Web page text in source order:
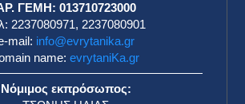
ΓΕΜΗ: 013710723000
2237080971, 2237080901
mail: info@evrytanika.gr
name: evrytaniKa.gr
Νόμιμος εκπρόσωπος: